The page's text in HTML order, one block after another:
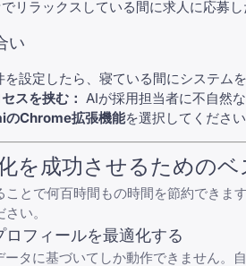
リラックスしている間に求人に応募
い
を設定したら、寝ている間にシステム
スを挟む： AIが採用担当者に不自然
Chrome拡張機能を選択してくださ
を成功させるための
ことで何百時間もの時間を節約できま
い。
フィールを最適化する
タに基づいてしか動作できません。